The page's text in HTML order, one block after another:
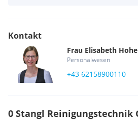
Kollegen und umfangreiche
Kontakt
Frau Elisabeth
Personalwesen
+43 62158900110
0 Stangl Reinigungstechnik